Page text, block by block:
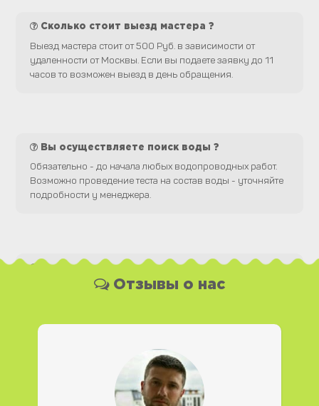
Сколько стоит выезд мастера ?
Выезд мастера стоит от 500 Руб. в зависимости от
удаленности от Москвы. Если вы подаете заявку до 11
часов то возможен выезд в день обращения.
Вы осуществляете поиск воды ?
Обязательно - до начала любых водопроводных работ.
Возможно проведение теста на состав воды - уточняйте
подробности у менеджера.
Какая у Вас форма оплаты ?
Вы можете оплатить наши услуги и необходимые
работаем с юридическими лицами.
Отзывы о нас